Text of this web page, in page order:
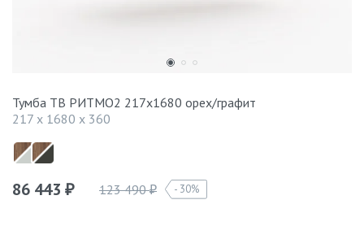
Тумба ТВ РИТМО2 217х1680 орех/графит
217 x 1680 x 360
86 443 ₽ 123 490₽ 30%